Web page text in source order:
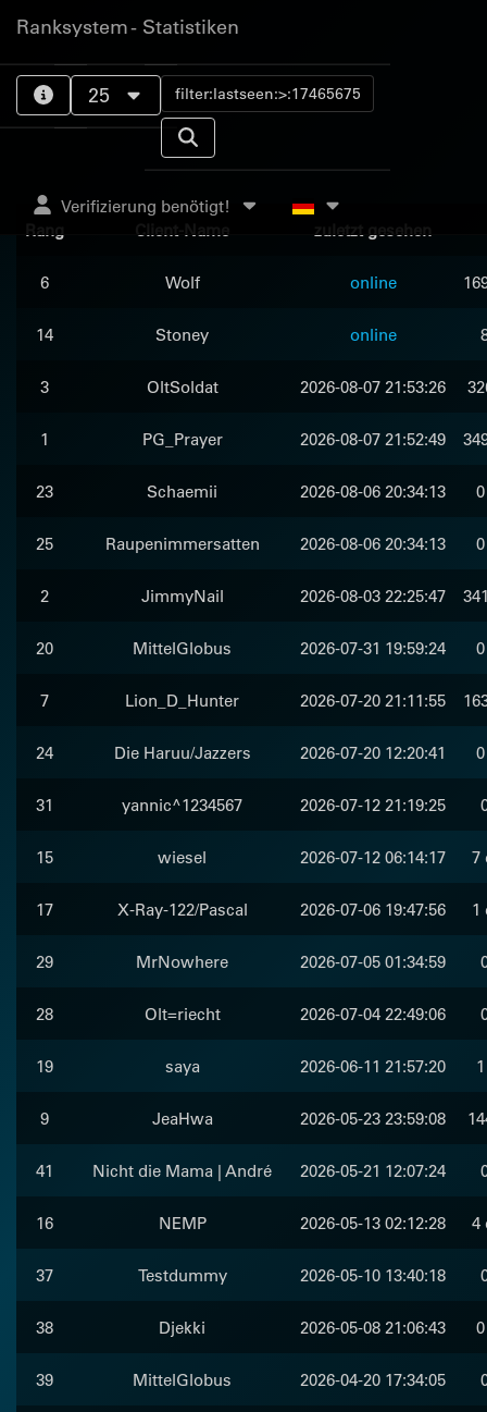
Ranksystem - Statistiken
25
Verifizierung benötigt!
Rang
Client-Name zuletzt gesehen
6 Wolf online
14 Stoney online
3 OltSoldat 2026-08-07 21:53:26
1 PG_Prayer 2026-08-07 21:52:49
23 Schaemii 2026-08-06 20:34:13
25 Raupenimmersatten 2026-08-06 20:34:13
2 JimmyNail 2026-08-03 22:25:47
20 MittelGlobus 2026-07-31 19:59:24
7 Lion_D_Hunter 2026-07-20 21:11:55
24 Die Haruu/Jazzers 2026-07-20 12:20:41
31 yannic^1234567 2026-07-12 21:19:25
15 wiesel 2026-07-12 06:14:17 7
17 X-Ray-122/Pascal 2026-07-06 19:47:56 1
29 MrNowhere 2026-07-05 01:34:59
28 Olt=riecht 2026-07-04 22:49:06
19 saya 2026-06-11 21:57:20
9 JeaHwa 2026-05-23 23:59:08
41 Nicht die Mama | André 2026-05-21 12:07:24
16 NEMP 2026-05-13 02:12:28 4
37 Testdummy 2026-05-10 13:40:18
38 Djekki 2026-05-08 21:06:43
39 MittelGlobus 2026-04-20 17:34:05